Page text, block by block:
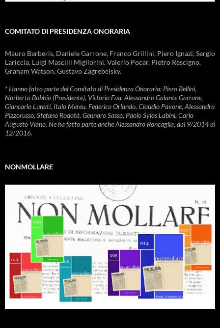
COMITATO DI PRESIDENZA ONORARIA
Mauro Barberis, Daniele Garrone, Franco Grillini, Piero Ignazi, Sergio
Lariccia, Luigi Mascilli Migliorini, Valerio Pocar, Pietro Rescigno,
Graham Watson, Gustavo Zagrebelsky.
* Hanno fatto parte del Comitato di Presidenza Onoraria: Piero Bellini,
Norberto Bobbio (Presidente), Vittorio Foa, Alessandro Galante Garrone,
Giancarlo Lunati, Italo Mereu, Federico Orlando, Claudio Pavone, Alessandro
Pizzorusso, Stefano Rodotà, Gennaro Sasso, Paolo Sylos Labini, Carlo
Augusto Viano. Ne ha fatto parte anche Alessandro Roncaglia, dal 9/2014 al
12/2016.
NONMOLLARE